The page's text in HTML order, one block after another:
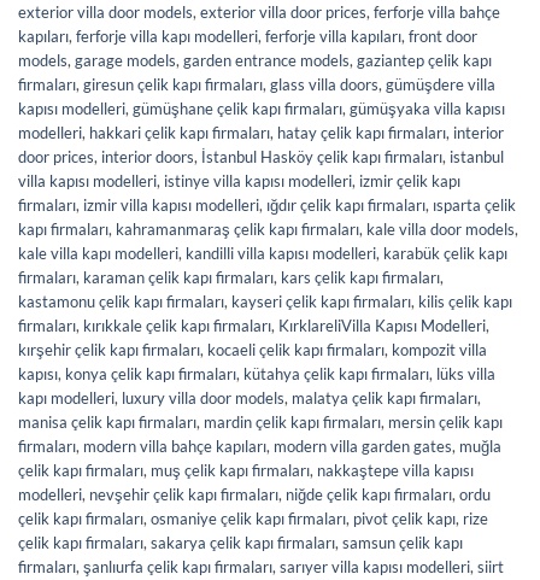
exterior villa door models, exterior villa door prices, ferforje villa bahçe
kapıları, ferforje villa kapı modelleri, ferforje villa kapıları, front door
models, garage models, garden entrance models, gaziantep çelik kapı
firmaları, giresun çelik kapı firmaları, glass villa doors, gümüşdere villa
kapısı modelleri, gümüşhane çelik kapı firmaları, gümüşyaka villa kapısı
modelleri, hakkari çelik kapı firmaları, hatay çelik kapı firmaları, interior
door prices, interior doors, İstanbul Hasköy çelik kapı firmaları, istanbul
villa kapısı modelleri, istinye villa kapısı modelleri, izmir çelik kapı
firmaları, izmir villa kapısı modelleri, ığdır çelik kapı firmaları, ısparta çelik
kapı firmaları, kahramanmaraş çelik kapı firmaları, kale villa door models,
kale villa kapı modelleri, kandilli villa kapısı modelleri, karabük çelik kapı
firmaları, karaman çelik kapı firmaları, kars çelik kapı firmaları,
kastamonu çelik kapı firmaları, kayseri çelik kapı firmaları, kilis çelik kapı
firmaları, kırıkkale çelik kapı firmaları, KırklareliVilla Kapısı Modelleri,
kırşehir çelik kapı firmaları, kocaeli çelik kapı firmaları, kompozit villa
kapısı, konya çelik kapı firmaları, kütahya çelik kapı firmaları, lüks villa
kapı modelleri, luxury villa door models, malatya çelik kapı firmaları,
manisa çelik kapı firmaları, mardin çelik kapı firmaları, mersin çelik kapı
firmaları, modern villa bahçe kapıları, modern villa garden gates, muğla
çelik kapı firmaları, muş çelik kapı firmaları, nakkaştepe villa kapısı
modelleri, nevşehir çelik kapı firmaları, niğde çelik kapı firmaları, ordu
çelik kapı firmaları, osmaniye çelik kapı firmaları, pivot çelik kapı, rize
çelik kapı firmaları, sakarya çelik kapı firmaları, samsun çelik kapı
firmaları, şanlıurfa çelik kapı firmaları, sarıyer villa kapısı modelleri, siirt